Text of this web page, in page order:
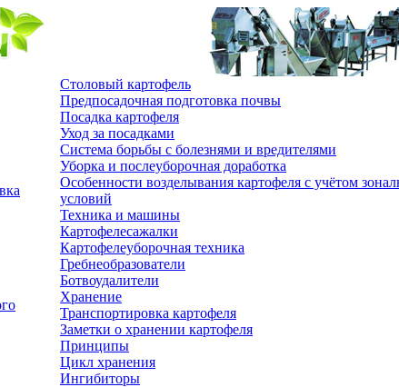
Столовый картофель
Предпосадочная подготовка почвы
Посадка картофеля
Уход за посадками
Система борьбы с болезнями и вредителями
Уборка и послеуборочная доработка
Особенности возделывания картофеля с учётом
условий
Техника и машины
Картофелесажалки
Картофелеуборочная техника
Гребнеобразователи
Ботвоудалители
Хранение
Транспортировка картофеля
Заметки о хранении картофеля
Принципы
Цикл хранения
Ингибиторы